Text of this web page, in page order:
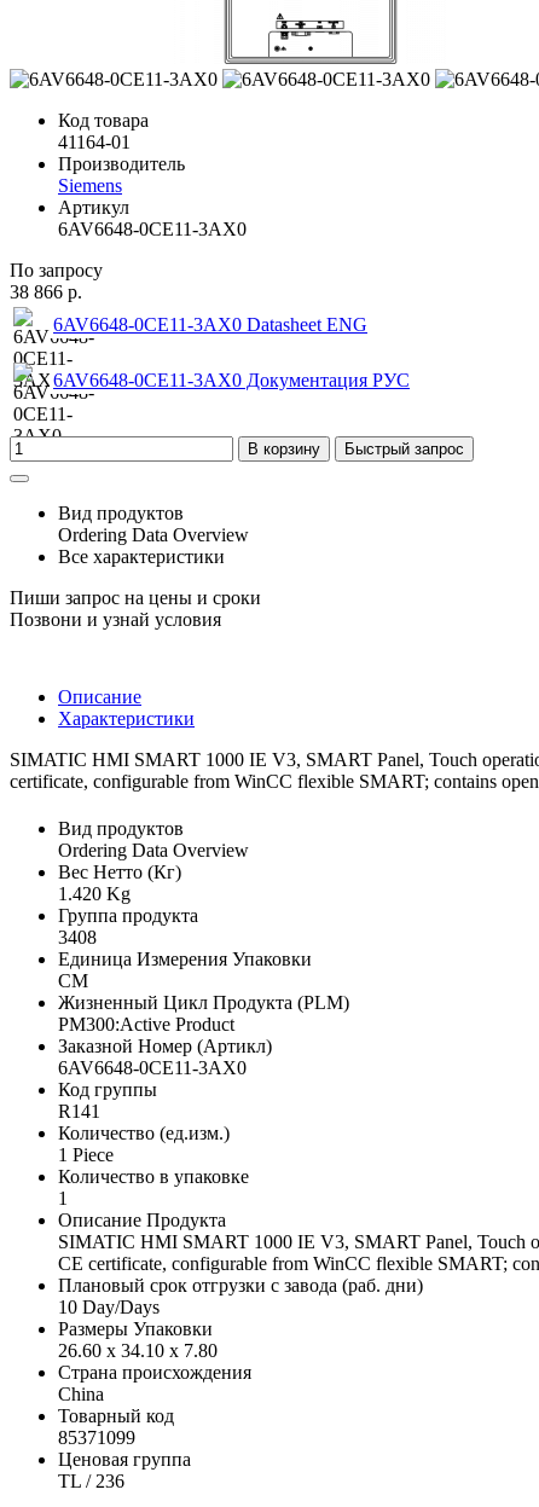
Код товара
41164-01
Производитель
Siemens
Артикул
6AV6648-0CE11-3AX0
По запросу
38 866 р.
6AV6648-0CE11-3AX0 Datasheet ENG
6AV6648-0CE11-3AX0 Документация РУС
В корзину Быстрый запрос
Вид продуктов
Ordering Data Overview
Все характеристики
Пиши запрос на цены и сроки
Позвони и узнай условия
Описание
Характеристики
SIMATIC HMI SMART 1000 IE V3, SMART Panel, Touch
certificate, configurable from WinCC flexible SMART; contains
Вид продуктов
Ordering Data Overview
Вес Нетто (Кг)
1.420 Kg
Группа продукта
3408
Единица Измерения Упаковки
CM
Жизненный Цикл Продукта (PLM)
PM300:Active Product
Заказной Номер (Артикл)
6AV6648-0CE11-3AX0
Код группы
R141
Количество (ед.изм.)
1 Piece
Количество в упаковке
1
Описание Продукта
SIMATIC HMI SMART 1000 IE V3, SMART Panel, Touch
CE certificate, configurable from WinCC flexible SMART;
Плановый срок отгрузки с завода (раб. дни)
10 Day/Days
Размеры Упаковки
26.60 x 34.10 x 7.80
Страна происхождения
China
Товарный код
85371099
Ценовая группа
TL / 236